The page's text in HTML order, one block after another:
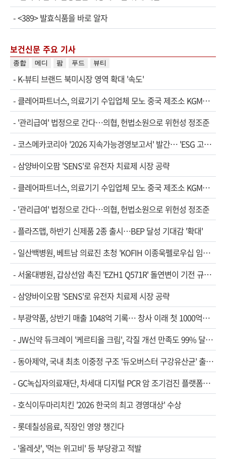
-<389> 발효식품을 바로 알자
보건신문 주요 기사
종합 메디 팜 푸드 뷰티
- K-뷰티 브랜드 북미시장 영역 확대 '속도'
- 클레어파트너스, 의료기기 수입업체 모노 중국 제조소 KGM…
- '관리급여' 법정으로 간다…의협, 헌법소원으로 위헌성 정조준
- 코스메카코리아 '2026 지속가능경영보고서' 발간… 'ESG 고…
- 삼양바이오팜 'SENS'로 유전자 치료제 시장 공략
- 클레어파트너스, 의료기기 수입업체 모노 중국 제조소 KGM…
- '관리급여' 법정으로 간다…의협, 헌법소원으로 위헌성 정조준
-플라즈맵, 하반기 신제품 2종 출시…BEP 달성 기대감 '확대'
- 일산백병원, 베트남 의료진 초청 'KOFIH 이종욱펠로우십 임…
- 서울대병원, 갑상선암 촉진 'EZH1 Q571R' 돌연변이 기전 규…
- 삼양바이오팜 'SENS'로 유전자 치료제 시장 공략
- 부광약품, 상반기 매출 1048억 기록… 창사 이래 첫 1000억…
-JW신약 듀크레이 '케르티올 크림', 각질 개선 만족도 99% 달…
-동아제약, 국내 최초 이중정 구조 '듀오버스터 구강유산균' 출…
- GC녹십자의료재단, 차세대 디지털 PCR 암 조기검진 플랫폼…
-호식이두마리치킨 '2026 한국의 최고 경영대상' 수상
-롯데칠성음료, 직장인 영양 챙긴다
- '올레샷', '먹는 위고비' 등 부당광고 적발